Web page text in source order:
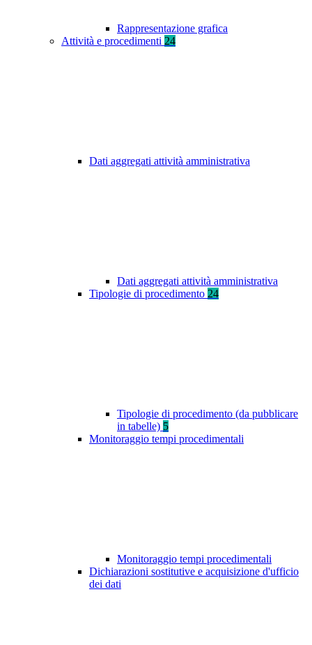
Rappresentazione grafica
Attività e procedimenti 24
Dati aggregati attività amministrativa
Dati aggregati attività amministrativa
Tipologie di procedimento 24
Tipologie di procedimento (da pubblicare
in tabelle) 5
Monitoraggio tempi procedimentali
Monitoraggio tempi procedimentali
Dichiarazioni sostitutive e acquisizione d'ufficio
dei dati